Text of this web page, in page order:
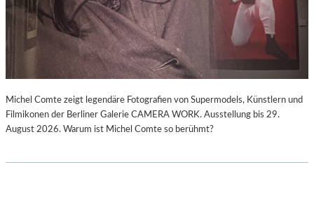
Michel Comte zeigt legendäre Fotografien von Supermodels, Künstlern und
Filmikonen der Berliner Galerie CAMERA WORK. Ausstellung bis 29.
August 2026. Warum ist Michel Comte so berühmt?